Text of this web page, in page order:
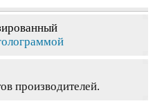
производителей.